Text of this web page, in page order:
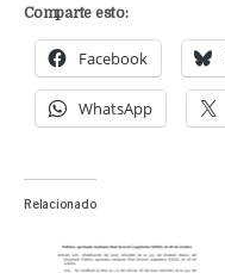
Comparte esto:
Facebook
WhatsApp
Relacionado